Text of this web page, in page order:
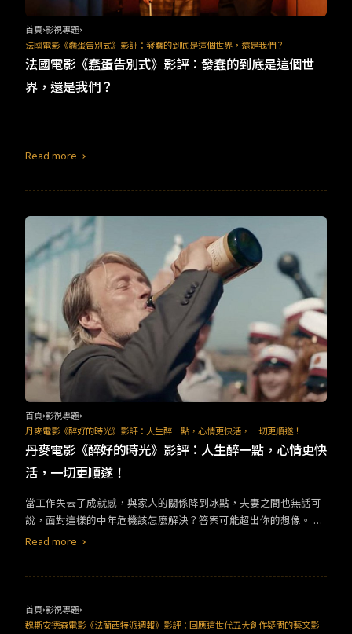
首頁 影視專題
法國電影《蠢蛋告別式》影評：發蠢的到底是這個世界，還是我們？
法國電影《蠢蛋告別式》影評：發蠢的到底是這個世
界，還是我們？
Read more
首頁 影視專題
丹麥電影《醉好的時光》影評：人生醉一點，心情更快活，一切更順遂！
丹麥電影《醉好的時光》影評：人生醉一點，心情更快
活，一切更順遂！
​​當工作失去了成就感，與家人的關係降到冰點，夫妻之間也無話可
說，面對這樣的中年危機該怎麼解決？答案可能超出你的想像。​ ​​在
喝酒如喝水的「丹麥」，有非常強大的喝酒文化，甚至還發展出環
動粗、酒駕。於是用酒渡過中年危機，乍聽之下似乎很不科學，但
電影《醉好的時光》卻告訴我們：「人生醉一點，一切更順遂！」 ​ ​​
Read more
首頁 影視專題
魏斯安德森電影《法蘭西特派週報》影評：回應這世代五大創作疑問的藝文影